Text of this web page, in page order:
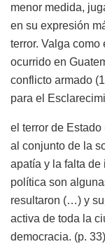
menor medida,
en su expresión
terror. Valga
ocurrido en
conflicto armado
para el
el terror de
al conjunto de la
apatía y la falta de
política son
resultaron (…) y
activa de toda la
democracia. (p. 33)